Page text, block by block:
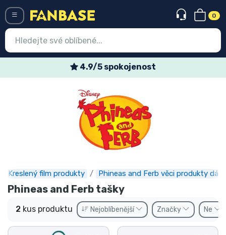
0
4.9/5 spokojenost
Kreslený film produkty Phineas and Ferb věci produkty
Phineas and Ferb tašky
2 kus produktu Nejoblíbenější Značky Ne
Nejnovější věci
Speciální nabídky
Předobjednat
Outlet produkty
Doprava a platba